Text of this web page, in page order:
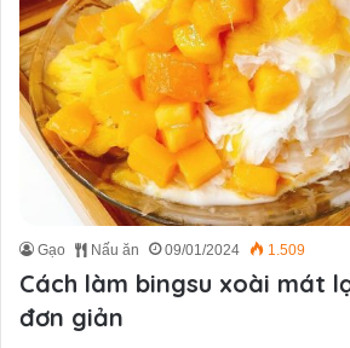
Gạo Nấu ăn 09/01/2024 1.509
Cách làm bingsu xoài mát
đơn giản